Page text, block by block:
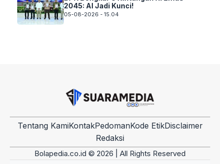
2045: AI Jadi Kunci!
05-08-2026 - 15.04
Tentang KamiKontakPedomanKode EtikDisclaimer
Redaksi
Bolapedia.co.id © 2026 | All Rights Reserved